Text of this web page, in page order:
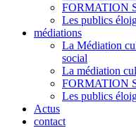
FORMATION
Les publics
médiations
La Médiation
social
La médiation
FORMATION
Les publics
Actus
contact